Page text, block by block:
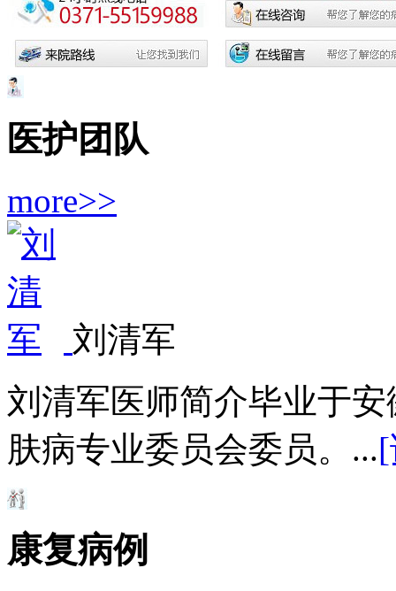
医护团队
more>>
刘清军
刘清军医师简介毕业于
肤病专业委员会委员。...
康复病例